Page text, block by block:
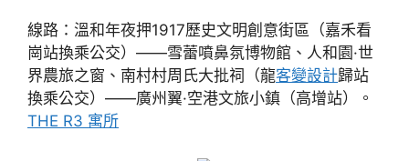
線路：溫和年夜押1917歷史文明創意街區（嘉禾看
崗站換乘公交）——雪蕾噴鼻氛博物館、人和園·世
界農旅之窗、南村村周氏大批祠（龍客變設計歸站
換乘公交）——廣州翼·空港文旅小鎮（高增站）。
THE R3 寓所